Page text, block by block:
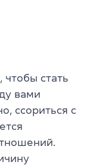
чтобы стать
вами
ссориться с